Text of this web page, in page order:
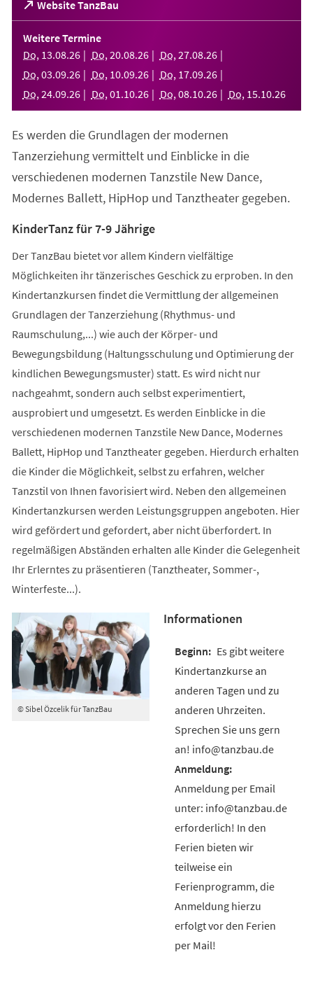
Website TanzBau
(Öffnet
in
einem
neuen
Tab)
Weitere Termine
Do, 13.08.26 Do, 20.08.26 Do, 27.08.26
Do, 03.09.26 Do, 10.09.26 Do, 17.09.26
Do, 24.09.26 Do, 01 .10.26 Do, 08.10.26 Do, 15.10.26
Es werden die Grundlagen der modernen
Tanzerziehung vermittelt und Einblicke in die
verschiedenen modernen Tanzstile New Dance,
Modernes Ballett, HipHop und Tanztheater gegeben.
KinderTanz für 7-9 Jährige
Der TanzBau bietet vor allem Kindern vielfältige
Möglichkeiten ihr tänzerisches Geschick zu erproben. In den
Kindertanzkursen findet die Vermittlung der allgemeinen
Grundlagen der Tanzerziehung (Rhythmus- und
Raumschulung,...) wie auch der Körper- und
Bewegungsbildung (Haltungsschulung und Optimierung der
kindlichen Bewegungsmuster) statt. Es wird nicht nur
nachgeahmt, sondern auch selbst experimentiert,
ausprobiert und umgesetzt. Es werden Einblicke in die
verschiedenen modernen Tanzstile New Dance, Modernes
Ballett, HipHop und Tanztheater gegeben. Hierdurch erhalten
die Kinder die Möglichkeit, selbst zu erfahren, welcher
Tanzstil von Ihnen favorisiert wird. Neben den allgemeinen
Kindertanzkursen werden Leistungsgruppen angeboten. Hier
wird gefördert und gefordert, aber nicht überfordert. In
regelmäßigen Abständen erhalten alle Kinder die Gelegenheit
Ihr Erlerntes zu präsentieren (Tanztheater, Sommer-,
Winterfeste...).
© Sibel Özcelik für TanzBau
Informationen
Es gibt weitere
Kindertanzkurse an
anderen Tagen und zu
anderen Uhrzeiten.
Sprechen Sie uns gern
an! info@tanzbau.de
Anmeldung per Email
unter: info@tanzbau.de
erforderlich! In den
Ferien bieten wir
teilweise ein
Ferienprogramm, die
Anmeldung hierzu
erfolgt vor den Ferien
per Mail!